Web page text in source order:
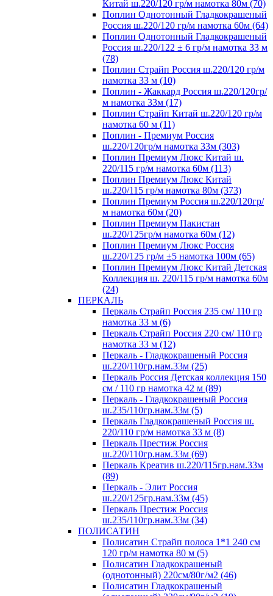
Китай ш.220/120 гр/м намотка 80м (70)
Поплин Однотонный Гладкокрашеный
Россия ш.220/120 гр/м намотка 60м (64)
Поплин Однотонный Гладкокрашеный
Россия ш.220/122 ± 6 гр/м намотка 33 м
(78)
Поплин Страйп Россия ш.220/120 гр/м
намотка 33 м (10)
Поплин - Жаккард Россия ш.220/120гр/
м намотка 33м (17)
Поплин Страйп Китай ш.220/120 гр/м
намотка 60 м (11)
Поплин - Премиум Россия
ш.220/120гр/м намотка 33м (303)
Поплин Премиум Люкс Китай ш.
220/115 гр/м намотка 60м (113)
Поплин Премиум Люкс Китай
ш.220/115 гр/м намотка 80м (373)
Поплин Премиум Россия ш.220/120гр/
м намотка 60м (20)
Поплин Премиум Пакистан
ш.220/125гр/м намотка 60м (12)
Поплин Премиум Люкс Россия
ш.220/125 гр/м ±5 намотка 100м (65)
Поплин Премиум Люкс Китай Детская
Коллекция ш. 220/115 гр/м намотка 60м
(24)
ПЕРКАЛЬ
Перкаль Страйп Россия 235 см/ 110 гр
намотка 33 м (6)
Перкаль Страйп Россия 220 см/ 110 гр
намотка 33 м (12)
Перкаль - Гладкокрашеный Россия
ш.220/110гр.нам.33м (25)
Перкаль Россия Детская коллекция 150
см / 110 гр намотка 42 м (89)
Перкаль - Гладкокрашеный Россия
ш.235/110гр.нам.33м (5)
Перкаль Гладкокрашеный Россия ш.
220/110 гр/м намотка 33 м (8)
Перкаль Престиж Россия
ш.220/110гр.нам.33м (69)
Перкаль Креатив ш.220/115гр.нам.33м
(89)
Перкаль - Элит Россия
ш.220/125гр.нам.33м (45)
Перкаль Престиж Россия
ш.235/110гр.нам.33м (34)
ПОЛИСАТИН
Полисатин Страйп полоса 1*1 240 см
120 гр/м намотка 80 м (5)
Полисатин Гладкокрашеный
(однотонный) 220см/80г/м2 (46)
Полисатин Гладкокрашеный